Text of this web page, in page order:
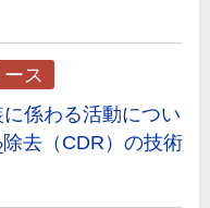
ス
係わる活動につい
除去（CDR）の技術